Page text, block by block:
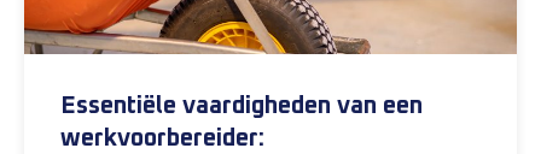
Essentiële vaardigheden van een
werkvoorbereider: